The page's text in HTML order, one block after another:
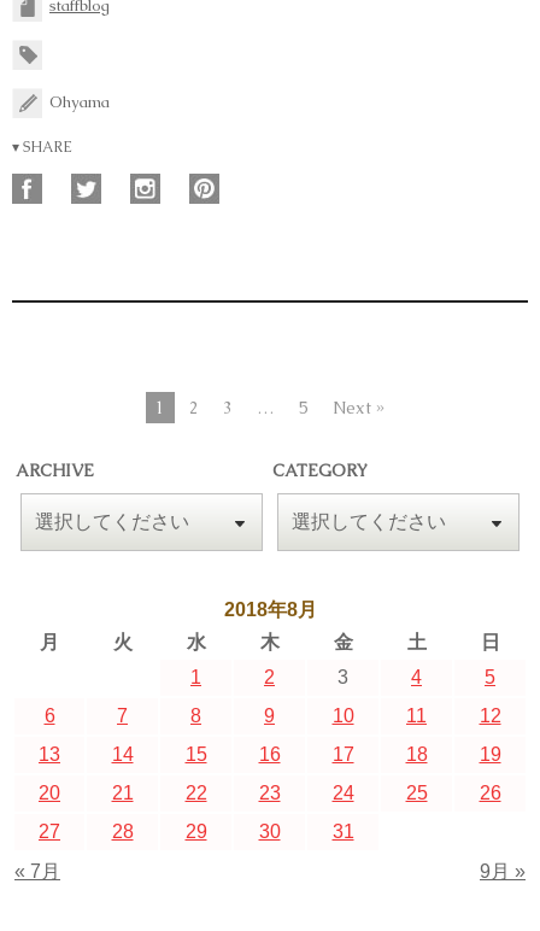
staffblog
Ohyama
▾ SHARE
1 2 3 … 5 Next »
ARCHIVE CATEGORY
2018年8月
月
火 水 木 金 土 日
« 7月 9月 »
1 2 3 4
5
6
7 8 9 10 11
12
13
14 15 16 17 18
19
20
21 22 23 24 25
26
27
28 29 30 31